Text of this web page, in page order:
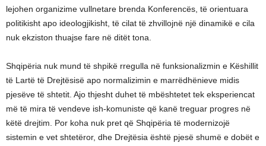
lejohen organizime vullnetare brenda Konferencës, të orientuara
politikisht apo ideologjikisht, të cilat të zhvillojnë një dinamikë e cila
nuk ekziston thuajse fare në ditët tona.
Shqipëria nuk mund të shpikë rregulla në funksionalizmin e Këshillit
të Lartë të Drejtësisë apo normalizimin e marrëdhënieve midis
pjesëve të shtetit. Ajo thjesht duhet të mbështetet tek eksperiencat
më të mira të vendeve ish-komuniste që kanë treguar progres në
këtë drejtim. Por koha nuk pret që Shqipëria të modernizojë
sistemin e vet shtetëror, dhe Drejtësia është pjesë shumë e dobët e